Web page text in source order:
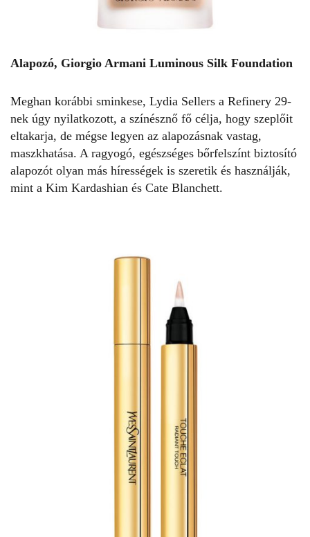
Alapozó, Giorgio Armani Luminous Silk Foundation
Meghan korábbi sminkese, Lydia Sellers a Refinery 29-
nek úgy nyilatkozott, a színésznő fő célja, hogy szeplőit
eltakarja, de mégse legyen az alapozásnak vastag,
maszkhatása. A ragyogó, egészséges bőrfelszínt biztosító
alapozót olyan más hírességek is szeretik és használják,
mint a Kim Kardashian és Cate Blanchett.